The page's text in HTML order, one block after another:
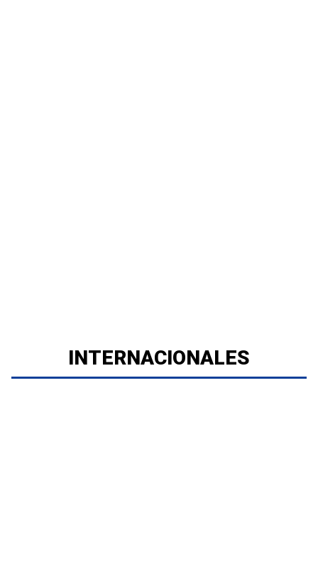
INTERNACIONALES